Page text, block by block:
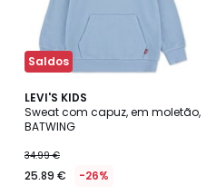
Saldos
LEVI'S KIDS
Sweat com capuz, em moletão,
BATWING
34.99 €
25.89 € -26%